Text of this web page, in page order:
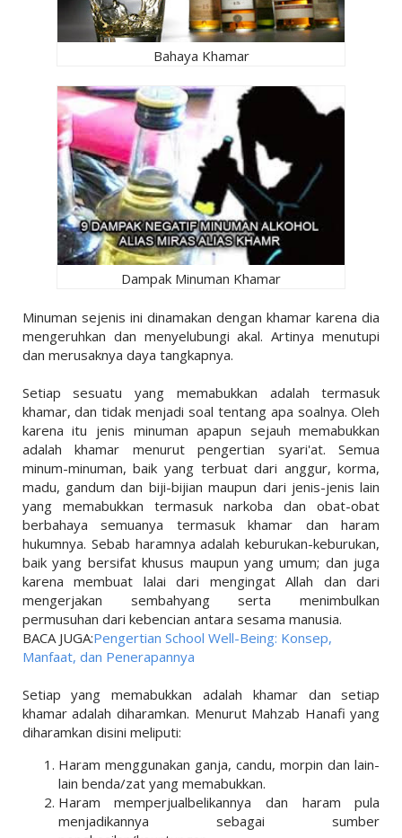
Bahaya Khamar
Dampak Minuman Khamar
Minuman sejenis ini dinamakan dengan khamar karena dia
mengeruhkan dan menyelubungi akal. Artinya menutupi
dan merusaknya daya tangkapnya.
Setiap sesuatu yang memabukkan adalah termasuk
khamar, dan tidak menjadi soal tentang apa soalnya. Oleh
karena itu jenis minuman apapun sejauh memabukkan
adalah khamar menurut pengertian syari'at. Semua
minum-minuman, baik yang terbuat dari anggur, korma,
madu, gandum dan biji-bijian maupun dari jenis-jenis lain
yang memabukkan termasuk narkoba dan obat-obat
berbahaya semuanya termasuk khamar dan haram
hukumnya. Sebab haramnya adalah keburukan-keburukan,
baik yang bersifat khusus maupun yang umum; dan juga
karena membuat lalai dari mengingat Allah dan dari
mengerjakan sembahyang serta menimbulkan
permusuhan dari kebencian antara sesama manusia.
BACA JUGA:Pengertian School Well-Being: Konsep,
Manfaat, dan Penerapannya
Setiap yang memabukkan adalah khamar dan setiap
khamar adalah diharamkan. Menurut Mahzab Hanafi yang
diharamkan disini meliputi:
Haram menggunakan ganja, candu, morpin dan lain-
lain benda/zat yang memabukkan.
Haram memperjualbelikannya dan haram pula
menjadikannya sebagai sumber